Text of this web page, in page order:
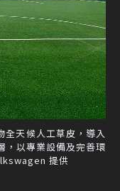
全天候人工草皮，導入
，以專業設備及完善環
提供